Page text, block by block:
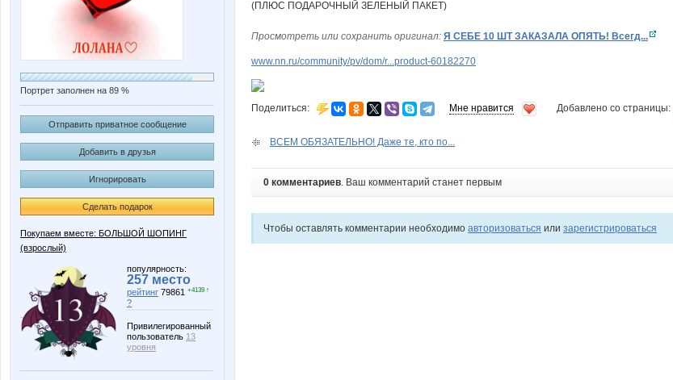
Портрет заполнен на 89 %
Отправить приватное сообщение
Добавить в друзья
Игнорировать
Сделать подарок
Покупаем вместе: БОЛЬШОЙ ШОПИНГ
(взрослый)
популярность:
257 место
рейтинг 79861 +4139 ↑
?
Привилегированный
пользователь 13
уровня
Просмотреть или сохранить оригинал: Я СЕБЕ 10 ШТ ЗАКАЗАЛА ОПЯТЬ! Всегд...
www.nn.ru/community/pv/dom/r...product-60182270
Поделиться: Мне нравится Добавлено со страницы:
ВСЕМ ОБЯЗАТЕЛЬНО! Даже те, кто по...
0 комментариев. Ваш комментарий станет первым
Чтобы оставлять комментарии необходимо авторизоваться или зарегистрироваться